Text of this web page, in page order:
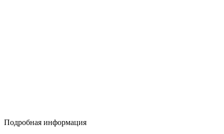
Подробная информация